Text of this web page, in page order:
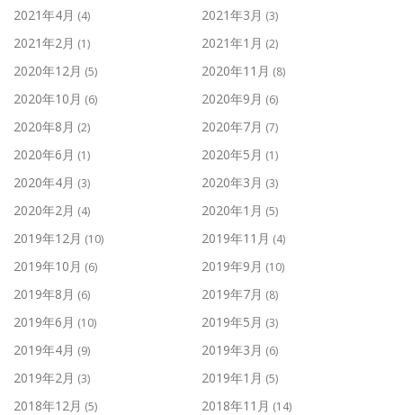
2021年4月 (4) 2021年3月 (3)
2021年2月 (1) 2021年1月 (2)
2020年12月 (5) 2020年11月 (8)
2020年10月 (6) 2020年9月 (6)
2020年8月 (2) 2020年7月 (7)
2020年6月 (1) 2020年5月 (1)
2020年4月 (3) 2020年3月 (3)
2020年2月 (4) 2020年1月 (5)
2019年12月 (10) 2019年11月 (4)
2019年10月 (6) 2019年9月 (10)
2019年8月 (6) 2019年7月 (8)
2019年6月 (10) 2019年5月 (3)
2019年4月 (9) 2019年3月 (6)
2019年2月 (3) 2019年1月 (5)
2018年12月 (5) 2018年11月 (14)